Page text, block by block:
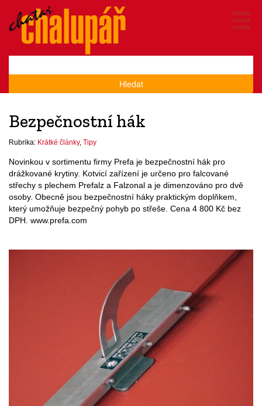
Hledat
Bezpečnostní hák
Rubrika: Krátké články, Tipy
Novinkou v sortimentu firmy Prefa je bezpečnostní hák pro
drážkované krytiny. Kotvicí zařízení je určeno pro falcované
střechy s plechem Prefalz a Falzonal a je dimenzováno pro dvě
osoby. Obecně jsou bezpečnostní háky praktickým doplňkem,
který umožňuje bezpečný pohyb po střeše. Cena 4 800 Kč bez
DPH. www.prefa.com